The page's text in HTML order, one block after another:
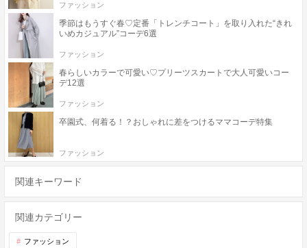
ファッション
季節はもうすぐ春♡定番「トレンチコート」を取り入れた“きれ
いめカジュアル”コーデ6選
ファッション
春らしいカラーで可愛い♡プリーツスカートで大人可愛いコー
デ12選
ファッション
卒園式、何着る！？おしゃれに差をつけるママコーデ特集
ファッション
関連キーワード
関連カテゴリー
ファッション